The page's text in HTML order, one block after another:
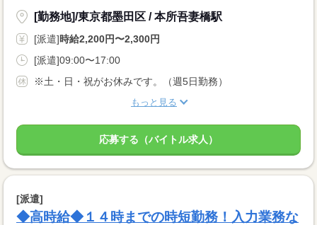
[勤務地]/東京都墨田区 / 本所吾妻橋駅
[派遣]時給2,200円〜2,300円
[派遣]09:00〜17:00
※土・日・祝がお休みです。（週5日勤務）
もっと見る
応募する（バイトル求人）
[派遣]
◆高時給◆１４時までの時短勤務！入力業務な